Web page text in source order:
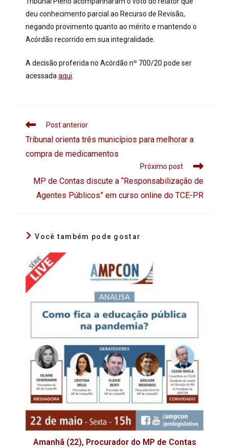
deu conhecimento parcial ao Recurso de Revisão,
negando provimento quanto ao mérito e mantendo o
Acórdão recorrido em sua integralidade.
A decisão proferida no Acórdão nº 700/20 pode ser
acessada aqui
Post anterior
Tribunal orienta três municípios para melhorar a
compra de medicamentos
Próximo post
MP de Contas discute a “Responsabilização de
Agentes Públicos” em curso online do TCE-PR
Você também pode gostar
Amanhã (22), Procurador do MP de Contas